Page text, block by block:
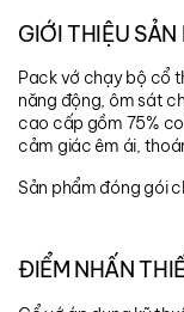
GIỚI THIỆU SẢN
Pack vớ chạy bộ cổ
năng động, ôm sát
cao cấp gồm 75%
cảm giác êm ái,
Sản phẩm đóng gói
ĐIỂM NHẤN